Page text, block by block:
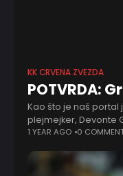
KK CRVENA ZVEZDA
POTVRDA:
Kao što je naš portal
plejmejker, Devonte
na svom Instagram
1 YEAR AGO 0